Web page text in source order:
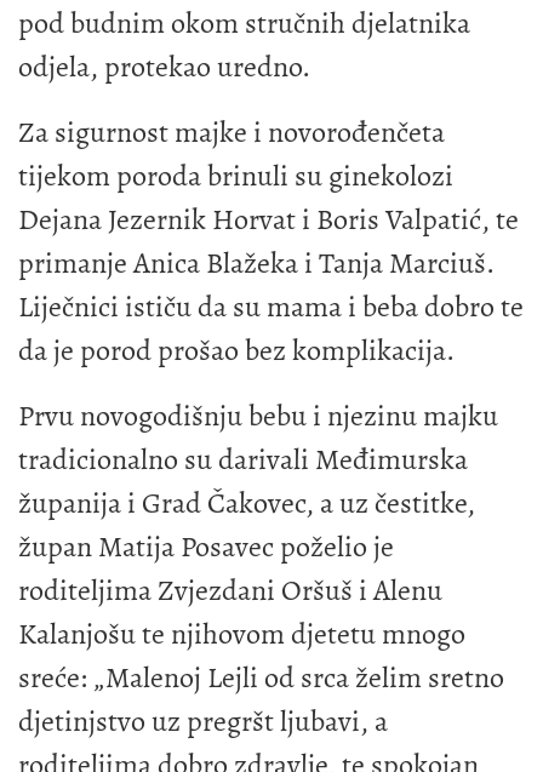
pod budnim okom stručnih djelatnika
odjela, protekao uredno.
Za sigurnost majke i novorođenčeta
tijekom poroda brinuli su ginekolozi
Dejana Jezernik Horvat i Boris Valpatić, te
primanje Anica Blažeka i Tanja Marciuš.
Liječnici ističu da su mama i beba dobro te
da je porod prošao bez komplikacija.
Prvu novogodišnju bebu i njezinu majku
tradicionalno su darivali Međimurska
županija i Grad Čakovec, a uz čestitke,
župan Matija Posavec poželio je
roditeljima Zvjezdani Oršuš i Alenu
Kalanjošu te njihovom djetetu mnogo
sreće: „Malenoj Lejli od srca želim sretno
djetinjstvo uz pregršt ljubavi, a
roditeljima dobro zdravlje, te spokojan